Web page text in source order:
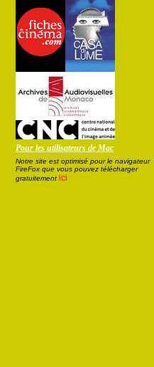
Pour les utilisateurs de Mac
Notre site est optimisé pour le navigateur
FireFox que vous pouvez télécharger
gratuitement ici